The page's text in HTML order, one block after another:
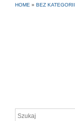
HOME » BEZ KATEGORII
Szukaj